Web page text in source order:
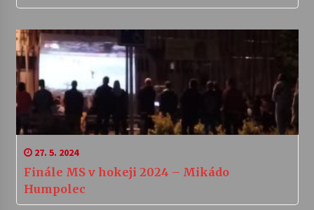
27. 5. 2024
Finále MS v hokeji 2024 – Mikádo
Humpolec